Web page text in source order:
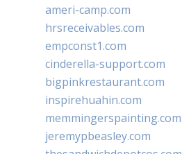
ameri-camp.com
hrsreceivables.com
empconst1.com
cinderella-support.com
bigpinkrestaurant.com
inspirehuahin.com
memmingerspainting.com
jeremypbeasley.com